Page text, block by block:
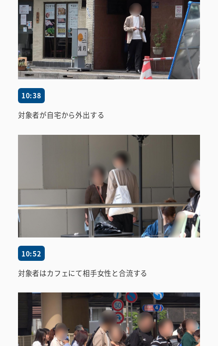
10:38
対象者が自宅から外出する
10:52
対象者はカフェにて相手女性と合流する